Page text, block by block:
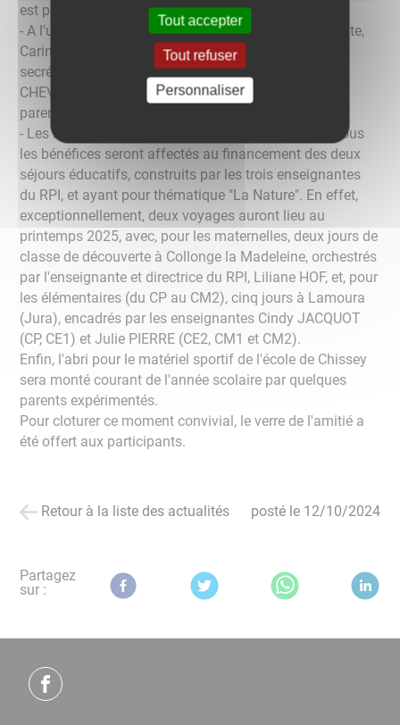
est positif : 2 079,62 €.
- A l'unanimité, le bureau a été reconduit. La présidente,
Carine ANDRE, la secrétaire, Anais LORDEY, la vice-
secrétaire, Lydie DAZY, et la trésorière, Caroline
CHEVALIER, remercient l'investissement de chacun,
parents, équipe pédagogique et élus.
- Les manifestations sont également reconduites. Tous
les bénéfices seront affectés au financement des deux
séjours éducatifs, construits par les trois enseignantes
du RPI, et ayant pour thématique "La Nature". En effet,
exceptionnellement, deux voyages auront lieu au
printemps 2025, avec, pour les maternelles, deux jours de
classe de découverte à Collonge la Madeleine, orchestrés
par l'enseignante et directrice du RPI, Liliane HOF, et, pour
les élémentaires (du CP au CM2), cinq jours à Lamoura
(Jura), encadrés par les enseignantes Cindy JACQUOT
(CP, CE1) et Julie PIERRE (CE2, CM1 et CM2).
Enfin, l'abri pour le matériel sportif de l'école de Chissey
sera monté courant de l'année scolaire par quelques
parents expérimentés.
Pour cloturer ce moment convivial, le verre de l'amitié a
été offert aux participants.
Retour à la liste des actualités posté le 12/10/2024
Partagez
sur :
Tout accepter
Tout refuser
Personnaliser